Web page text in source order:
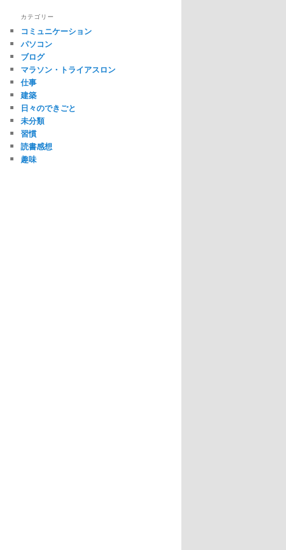
カテゴリー
コミュニケーション
パソコン
ブログ
マラソン・トライアスロン
仕事
建築
日々のできごと
未分類
習慣
読書感想
趣味